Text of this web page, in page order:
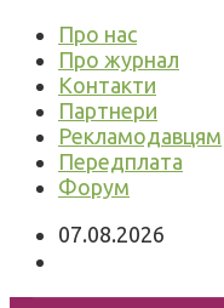
Про нас
Про журнал
Контакти
Партнери
Рекламодавцям
Передплата
Форум
07.08.2026